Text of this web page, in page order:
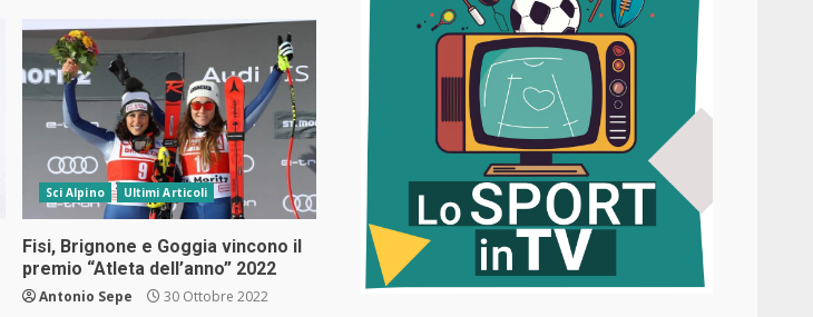
Sci Alpino Ultimi Articoli
Fisi, Brignone e Goggia vincono il
premio “Atleta dell’anno” 2022
Antonio Sepe 30 Ottobre 2022